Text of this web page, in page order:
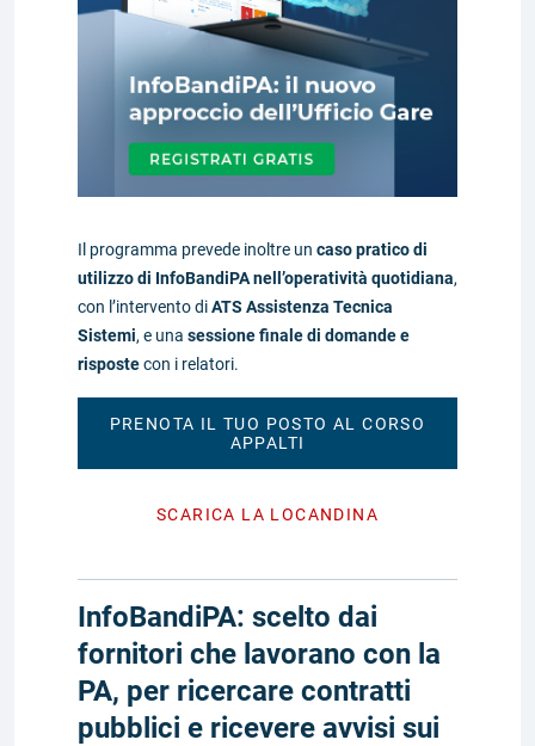
Il programma prevede inoltre un caso pratico di
utilizzo di InfoBandiPA nell’operatività quotidiana,
con l’intervento diATS Assistenza Tecnica
Sistemi, e una sessione finale di domande e
rispostecon i relatori.
PRENOTA IL TUO POSTO AL CORSO
APPALTI
SCARICA LA LOCANDINA
InfoBandiPA: scelto dai
fornitori che lavorano con la
PA, per ricercare contratti
pubblici e ricevere avvisi sui